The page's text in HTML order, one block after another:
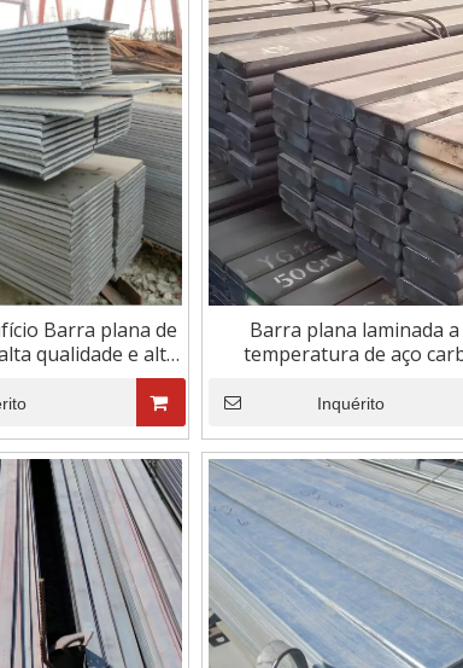
China vergalhões de aço
fornecedor de
vergalhões de aço
deformados laminados a
quente
Tubo
embalagem
Barra plana de
qualidade e alta
Barra plana laminada
temperatura de aço
Inquérito